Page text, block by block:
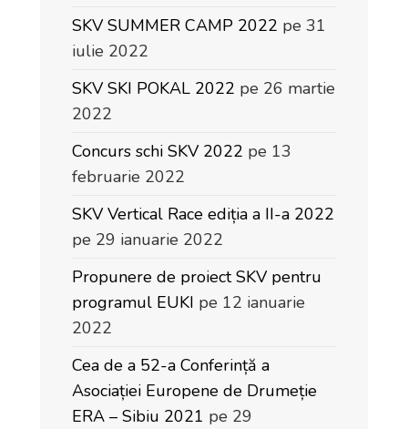
SKV SUMMER CAMP 2022 pe 31
iulie 2022
SKV SKI POKAL 2022 pe 26 martie
2022
Concurs schi SKV 2022 pe 13
februarie 2022
SKV Vertical Race ediția a II-a 2022
pe 29 ianuarie 2022
Propunere de proiect SKV pentru
programul EUKI pe 12 ianuarie
2022
Cea de a 52-a Conferință a
Asociației Europene de Drumeție
ERA – Sibiu 2021 pe 29